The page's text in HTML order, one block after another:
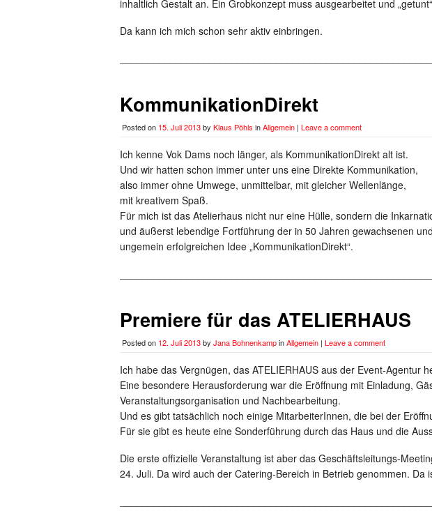
inhaltlich Gestalt an. Ein Grobkonzept muss ausgearbeitet und
Da kann ich mich schon sehr aktiv einbringen.
KommunikationDirekt
Posted on 15. Juli 2013by Klaus Pöhls inAllgemein | Leave a comment
Ich kenne Vok Dams noch länger, als KommunikationDirekt alt ist.
Und wir hatten schon immer unter uns eine Direkte Kommunikation,
also immer ohne Umwege, unmittelbar, mit gleicher Wellenlänge,
mit kreativem Spaß.
Für mich ist das Atelierhaus nicht nur eine Hülle, sondern die
und äußerst lebendige Fortführung der in 50 Jahren gewachsenen und
ungemein erfolgreichen Idee „KommunikationDirekt“.
Premiere für das ATELIERHAUS
Posted on 12. Juli 2013by Jana BohnenkampinAllgemein | Leave a comment
Ich habe das Vergnügen, das ATELIERHAUS aus der Event-Agentur
Eine besondere Herausforderung war die Eröffnung mit Einladung,
Veranstaltungsorganisation und Nachbearbeitung.
Und es gibt tatsächlich noch einige MitarbeiterInnen, die bei der
Für sie gibt es heute eine Sonderführung durch das Haus und die
Die erste offizielle Veranstaltung ist aber das Geschäftsleitungs-
24. Juli. Da wird auch der Catering-Bereich in Betrieb genommen. Da